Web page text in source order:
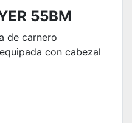
55BM
de carnero
con cabezal